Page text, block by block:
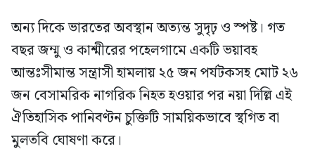
অন্য দিকে ভারতের অবস্থান অত্যন্ত সুদৃঢ় ও স্পষ্ট। গত
বছর জম্মু ও কাশ্মীরের পহেলগামে একটি ভয়াবহ
আন্তঃসীমান্ত সন্ত্রাসী হামলায় ২৫ জন পর্যটকসহ মোট ২৬
জন বেসামরিক নাগরিক নিহত হওয়ার পর নয়া দিল্লি এই
ঐতিহাসিক পানিবণ্টন চুক্তিটি সাময়িকভাবে স্থগিত বা
মুলতবি ঘোষণা করে।